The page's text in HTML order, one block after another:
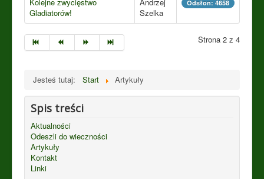
Gladiatorów!
Szelka
Odsłon: 4658
Strona 2 z 4
Jesteś tutaj: Start Artykuły
Spis treści
Aktualności
Odeszli do wieczności
Artykuły
Kontakt
Linki